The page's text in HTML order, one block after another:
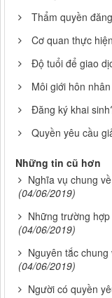
Thẩm quyền
Cơ quan thực
Độ tuổi để giao
Môi giới hôn
Đăng ký khai
Quyền yêu cầu
Những tin cũ hơn
Nghĩa vụ chung
(04/06/2019)
Những trường
(04/06/2019)
Nguyên tắc
(04/06/2019)
Người có quyền